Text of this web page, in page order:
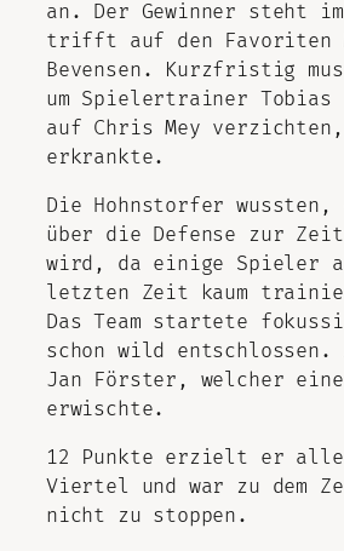
an. Der Gewinner steht im
trifft auf den Favoriten
Bevensen. Kurzfristig
um Spielertrainer Tobias
auf Chris Mey
erkrankte.
Die Hohnstorfer wussten,
über die Defense zur
wird, da einige Spieler
letzten Zeit kaum
Das Team startete
schon wild entschlossen.
Jan Förster, welcher
erwischte.
12 Punkte erzielt er
Viertel und war zu dem
nicht zu stoppen.